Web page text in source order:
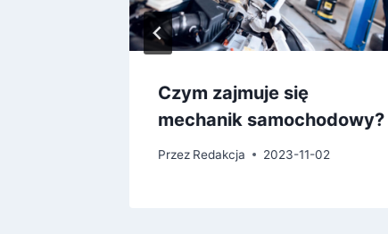
Czym zajmuje się
mechanik samochodowy?
Przez Redakcja 2023-11-02